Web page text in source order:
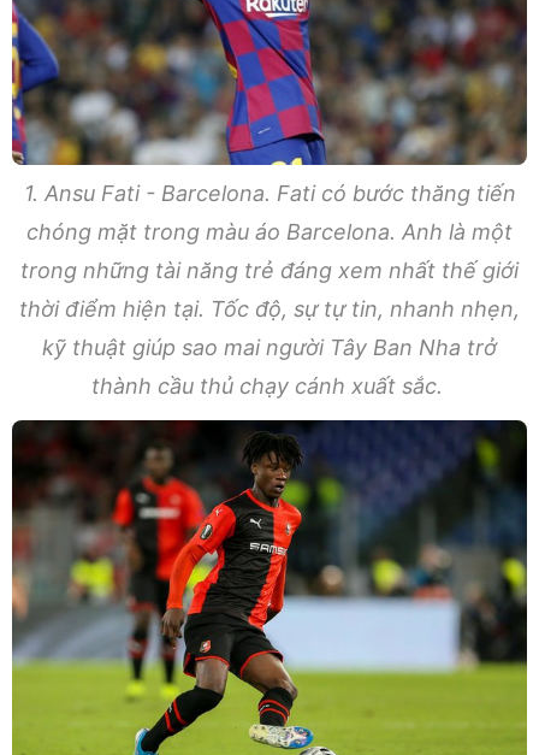
1. Ansu Fati - Barcelona. Fati có bước thăng tiến
chóng mặt trong màu áo Barcelona. Anh là một
trong những tài năng trẻ đáng xem nhất thế giới
thời điểm hiện tại. Tốc độ, sự tự tin, nhanh nhẹn,
kỹ thuật giúp sao mai người Tây Ban Nha trở
thành cầu thủ chạy cánh xuất sắc.